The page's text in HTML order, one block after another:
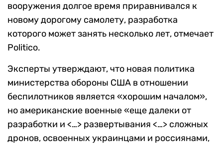
вооружения долгое время приравнивался к
новому дорогому самолету, разработка
которого может занять несколько лет, отмечает
Politico.
Эксперты утверждают, что новая политика
министерства обороны США в отношении
беспилотников является «хорошим началом»,
но американские военные «еще далеки от
разработки и <…> развертывания <…> сложных
дронов, освоенных украинцами и россиянами,